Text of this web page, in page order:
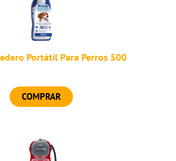
Portátil Para Perros 500
COMPRAR